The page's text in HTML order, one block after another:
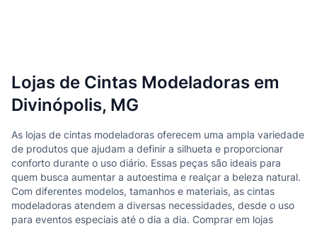
Lojas de Cintas Modeladoras em
Divinópolis, MG
As lojas de cintas modeladoras oferecem uma ampla variedade
de produtos que ajudam a definir a silhueta e proporcionar
conforto durante o uso diário. Essas peças são ideais para
quem busca aumentar a autoestima e realçar a beleza natural.
Com diferentes modelos, tamanhos e materiais, as cintas
modeladoras atendem a diversas necessidades, desde o uso
para eventos especiais até o dia a dia. Comprar em lojas